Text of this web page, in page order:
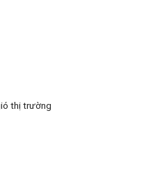
thị trường